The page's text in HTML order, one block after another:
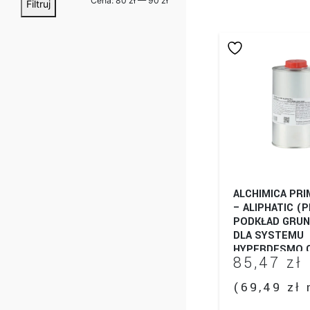
Filtruj
ALCHIMICA
– ALIPHATIC
PODKŁAD
DLA SYSTEMU
HYPERDESMO
ALIPHATIC
85,47 zł
( 69,49 zł